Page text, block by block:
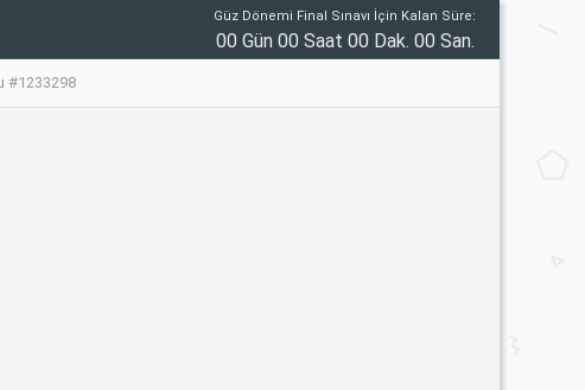
Güz Dönemi Final Sınavı İçin Kalan Süre:
00 Gün 00 Saat 00 Dak. 00 San.
#1233298